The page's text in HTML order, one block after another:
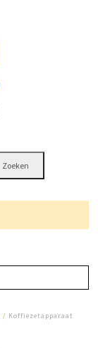
Zoeken
/ Koffiezetapparaat